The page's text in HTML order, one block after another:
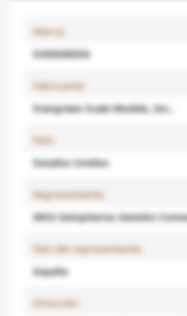
Marca:
EVERGREEN
Fabricante:
Evergreen Scale Models, Inc..
País:
Estados Unidos
Representante:
MH2 Sempiterno Gestión
País del representante:
España
Dirección: